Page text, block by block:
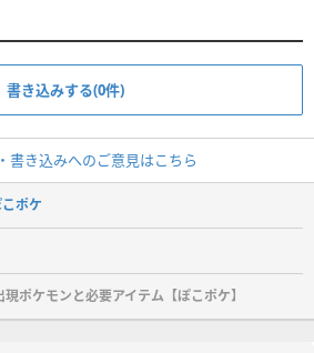
書き込みする(0件)
書き込みへのご意見はこちら
ポケ
ポケモンと必要アイテム【ぽこポケ】